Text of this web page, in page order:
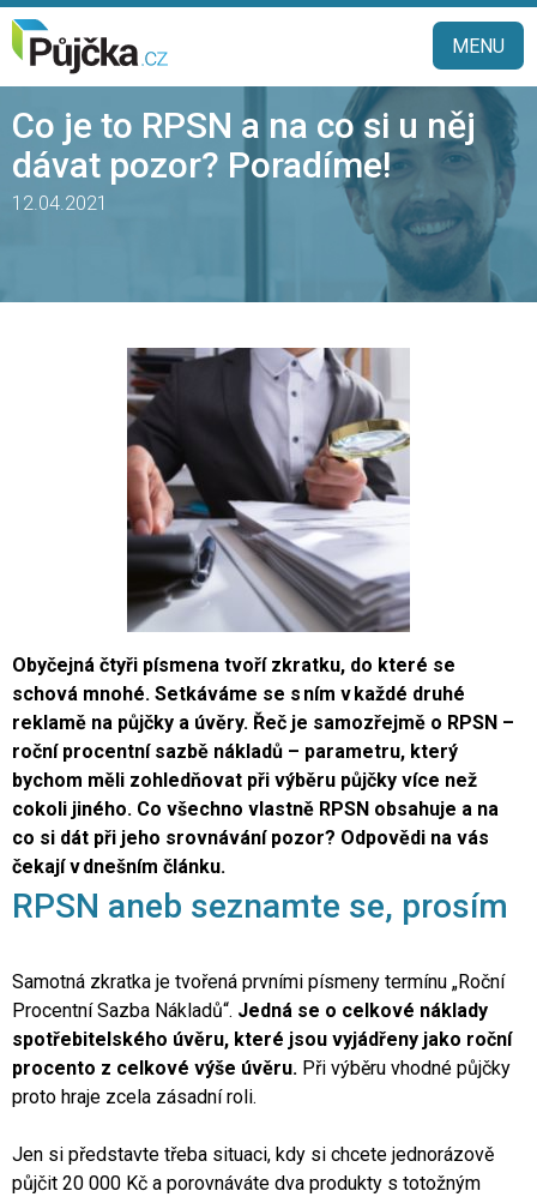
MENU
Co je to RPSN a na co si u něj
dávat pozor? Poradíme!
12.04.2021
Obyčejná čtyři písmena tvoří zkratku, do které se
schová mnohé. Setkáváme se s ním v každé druhé
reklamě na půjčky a úvěry. Řeč je samozřejmě o RPSN –
roční procentní sazbě nákladů – parametru, který
bychom měli zohledňovat při výběru půjčky více než
cokoli jiného. Co všechno vlastně RPSN obsahuje a na
co si dát při jeho srovnávání pozor? Odpovědi na vás
čekají v dnešním článku.
RPSN aneb seznamte se, prosím
Samotná zkratka je tvořená prvními písmeny termínu „Roční
Procentní Sazba Nákladů“. Jedná se o celkové náklady
spotřebitelského úvěru, které jsou vyjádřeny jako roční
procento z celkové výše úvěru. Při výběru vhodné půjčky
proto hraje zcela zásadní roli.
Jen si představte třeba situaci, kdy si chcete jednorázově
půjčit 20 000 Kč a porovnáváte dva produkty s totožným